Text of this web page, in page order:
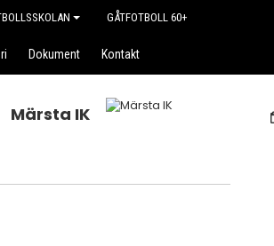
GÅTFOTBOLL 60+
Dokument Kontakt
Märsta IK